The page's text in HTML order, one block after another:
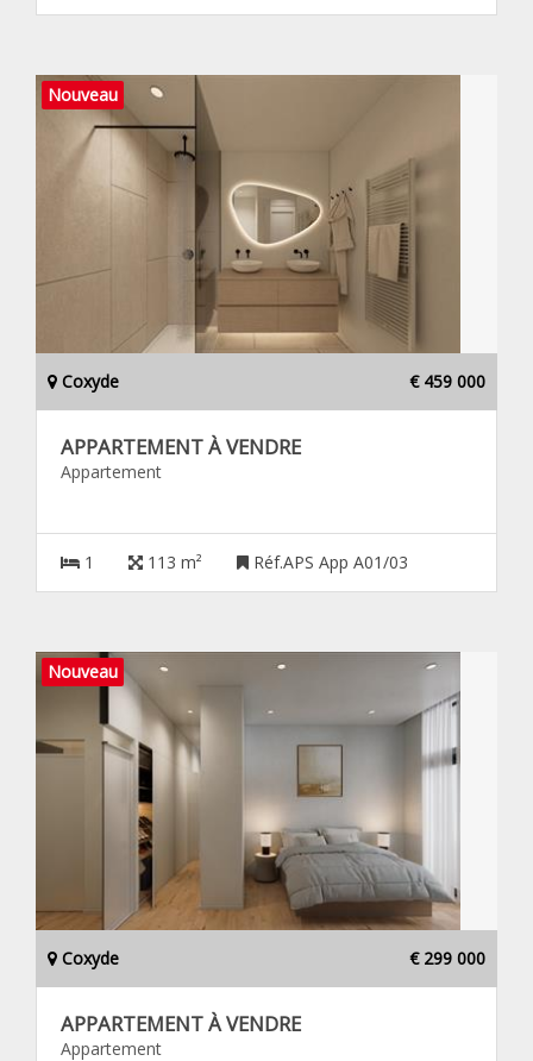
Nouveau
Coxyde € 459 000
APPARTEMENT À VENDRE
Appartement
1 113 m² Réf.APS App A01/03
Nouveau
Coxyde € 299 000
APPARTEMENT À VENDRE
Appartement